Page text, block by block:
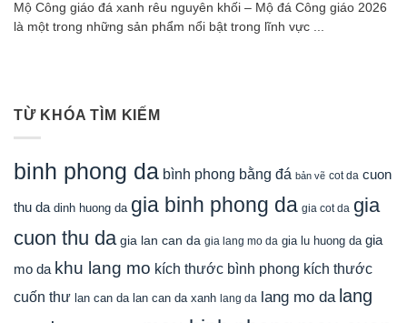
Mộ Công giáo đá xanh rêu nguyên khối – Mộ đá Công giáo 2026
là một trong những sản phẩm nổi bật trong lĩnh vực ...
TỪ KHÓA TÌM KIẾM
binh phong da bình phong bằng đá bản vẽ cot da cuon
thu da dinh huong da gia binh phong da gia cot da gia
cuon thu da gia lan can da gia lang mo da gia lu huong da gia
mo da khu lang mo kích thước bình phong kích thước
cuốn thư lan can da lan can da xanh lang da lang mo da lang